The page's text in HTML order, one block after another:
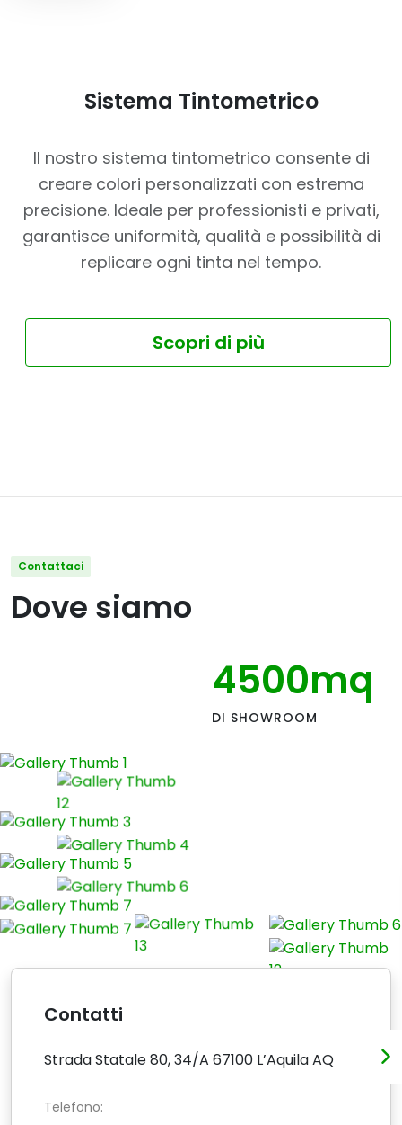
Sistema Tintometrico
Il nostro sistema tintometrico consente di
creare colori personalizzati con estrema
precisione. Ideale per professionisti e privati,
garantisce uniformità, qualità e possibilità di
replicare ogni tinta nel tempo.
Scopri di più
Contattaci
Dove siamo
4500mq
DI SHOWROOM
Contatti
Strada Statale 80, 34/A 67100 L’Aquila AQ
Telefono: